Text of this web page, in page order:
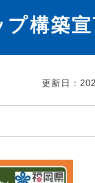
構築
更新日：